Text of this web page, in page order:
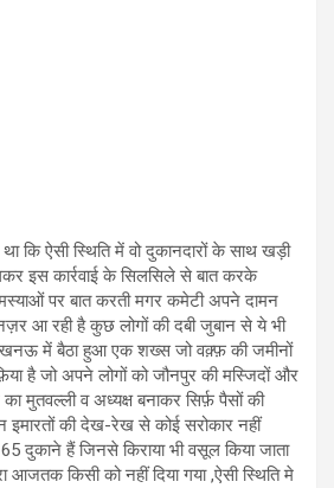
कि ऐसी स्थिति में वो दुकानदारों के साथ खड़ी
इस कार्रवाई के सिलसिले से बात करके
पर बात करती मगर कमेटी अपने दामन
आ रही है कुछ लोगों की दबी जुबान से ये भी
में बैठा हुआ एक शख्स जो वक़्फ़ की जमीनों
है जो अपने लोगों को जौनपुर की मस्जिदों और
मुतवल्ली व अध्यक्ष बनाकर सिर्फ़ पैसों की
इमारतों की देख-रेख से कोई सरोकार नहीं
दुकाने हैं जिनसे किराया भी वसूल किया जाता
आजतक किसी को नहीं दिया गया ,ऐसी स्थिति मे